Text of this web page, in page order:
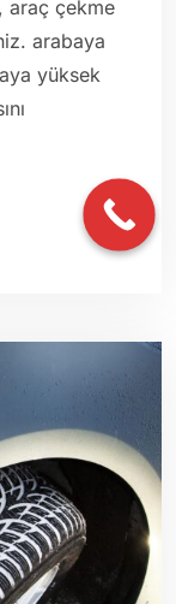
araç çekme
arabaya
yüksek